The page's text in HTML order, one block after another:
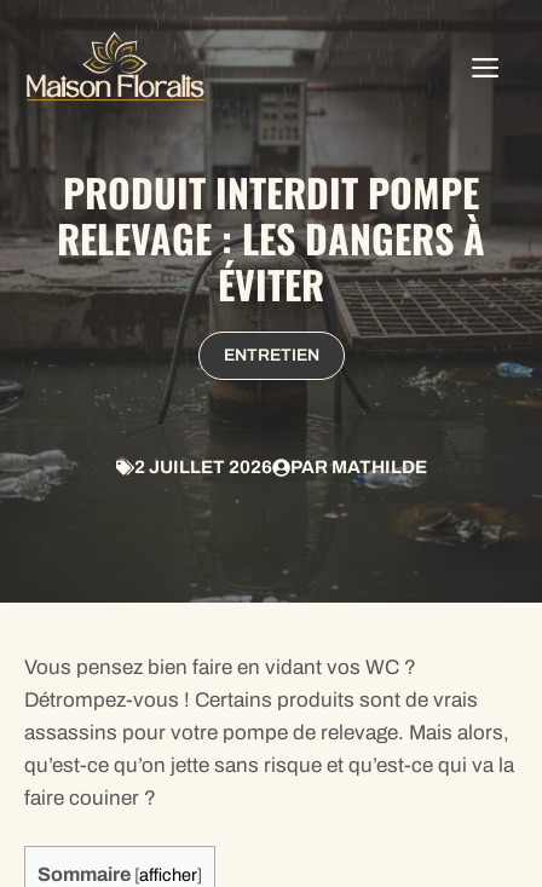
contenu
PRODUIT INTERDIT POMPE
RELEVAGE : LES DANGERS À
ÉVITER
ENTRETIEN
2 JUILLET 2026 PARMATHILDE
Vous pensez bien faire en vidant vos WC ?
Détrompez-vous ! Certains produits sont de vrais
assassins pour votre pompe de relevage. Mais alors,
qu’est-ce qu’on jette sans risque et qu’est-ce qui va la
faire couiner ?
Sommaire [afficher]